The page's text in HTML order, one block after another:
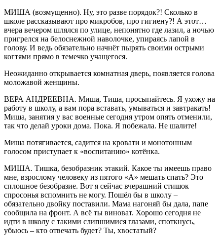
МИША (возмущенно). Ну, это разве порядок?! Сколько в
школе рассказывают про микробов, про гигиену?! А этот…
вчера вечером шлялся по улице, непонятно где лазил, а ночью
пригрелся на белоснежной наволочке, упираясь лапой в
голову. И ведь обязательно начнёт пырять своими острыми
когтями прямо в темечко учащегося.
Неожиданно открывается комнатная дверь, появляется голова
моложавой женщины.
ВЕРА АНДРЕЕВНА. Миша, Тиша, просыпайтесь. Я ухожу на
работу в школу, а вам пора вставать, умываться и завтракать!
Миша, занятия у вас военные сегодня утром опять отменили,
так что делай уроки дома. Пока. Я побежала. Не шалите!
Миша потягивается, садится на кровати и монотонным
голосом приступает к «воспитанию» котёнка.
МИША. Тишка, безобразник этакий. Какое ты имеешь право
мне, взрослому человеку из пятого «А» мешать спать? Это
сплошное безобразие. Вот я сейчас вчерашний стишок
спросонья вспомнить не могу. Пошёл бы в школу –
обязательно двойку поставили. Мама нагоняй бы дала, папе
сообщила на фронт. А всё ты виноват. Хорошо сегодня не
идти в школу с такими слипшимися глазами, споткнусь,
убьюсь – кто отвечать будет? Ты, хвостатый?